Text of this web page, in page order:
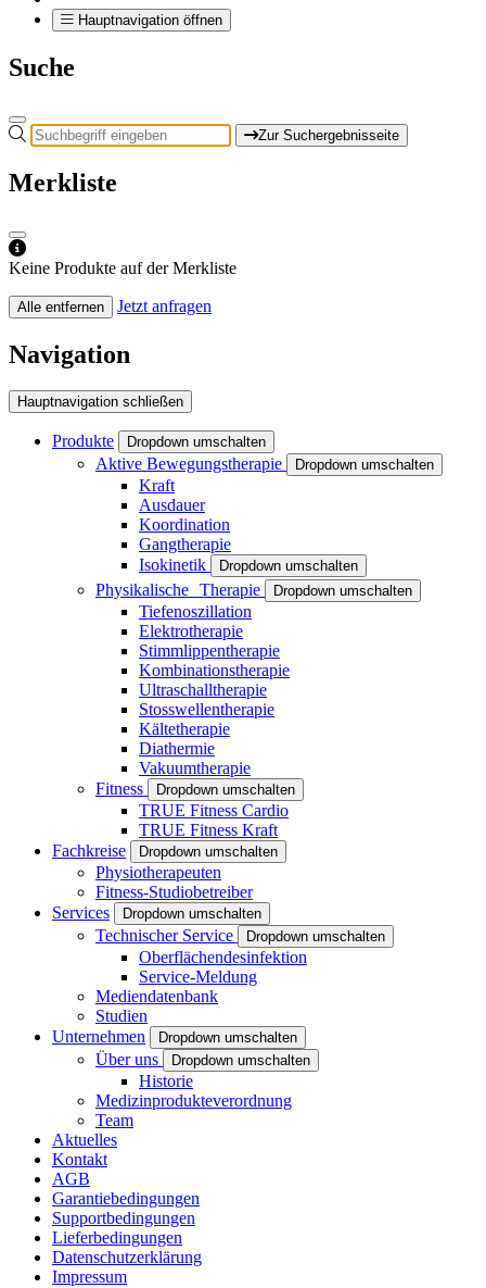
Hauptnavigation öffnen
Suche
Zur Suchergebnisseite
Merkliste
Keine Produkte auf der Merkliste
Alle entfernen Jetzt anfragen
Navigation
Hauptnavigation schließen
Produkte Dropdown umschalten
Aktive Bewegungstherapie Dropdown umschalten
Kraft
Ausdauer
Koordination
Gangtherapie
Isokinetik
Dropdown umschalten
Physikalische Therapie Dropdown umschalten
Tiefenoszillation
Elektrotherapie
Stimmlippentherapie
Kombinationstherapie
Ultraschalltherapie
Stosswellentherapie
Kältetherapie
Diathermie
Vakuumtherapie
Fitness
Dropdown umschalten
TRUE Fitness Cardio
TRUE Fitness Kraft
Fachkreise
Dropdown umschalten
Physiotherapeuten
Fitness-Studiobetreiber
Services
Dropdown umschalten
Technischer Service Dropdown umschalten
Oberflächendesinfektion
Service-Meldung
Mediendatenbank
Studien
Unternehmen
Dropdown umschalten
Über uns Dropdown umschalten
Historie
Medizinprodukteverordnung
Team
Aktuelles
Kontakt
AGB
Garantiebedingungen
Supportbedingungen
Lieferbedingungen
Datenschutzerklärung
Impressum